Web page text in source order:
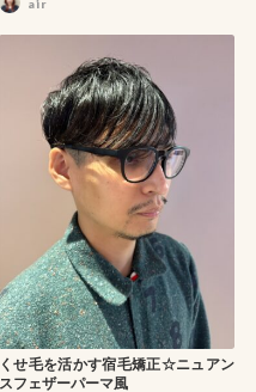
air
くせ毛を活かす宿毛矯正☆ニュアン
スフェザーパーマ風